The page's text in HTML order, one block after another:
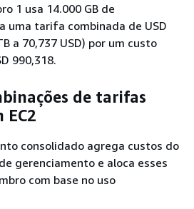
1 usa 14.000 GB de
uma tarifa combinada de USD
a 70,737 USD) por um custo
990,318.
de tarifas
EC2
consolidado agrega custos do
gerenciamento e aloca esses
com base no uso